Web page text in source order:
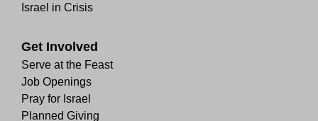
Israel in Crisis
Get Involved
Serve at the Feast
Job Openings
Pray for Israel
Planned Giving